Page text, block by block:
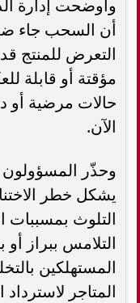
أن السحب جاء
التعرض للمنتج
مؤقتة أو قابلة
حالات مرضية
الآن.
وحذّر
يشكل خطر
التلوث بمسببات
التلامس ببراز
المستهلكين
المتاجر لاسترداد